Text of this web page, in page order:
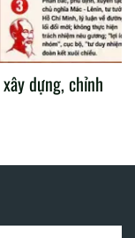
dựng, chỉnh